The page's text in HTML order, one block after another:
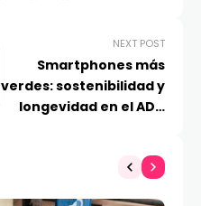
NEXT POST
Smartphones más
verdes: sostenibilidad y
longevidad en el ADN